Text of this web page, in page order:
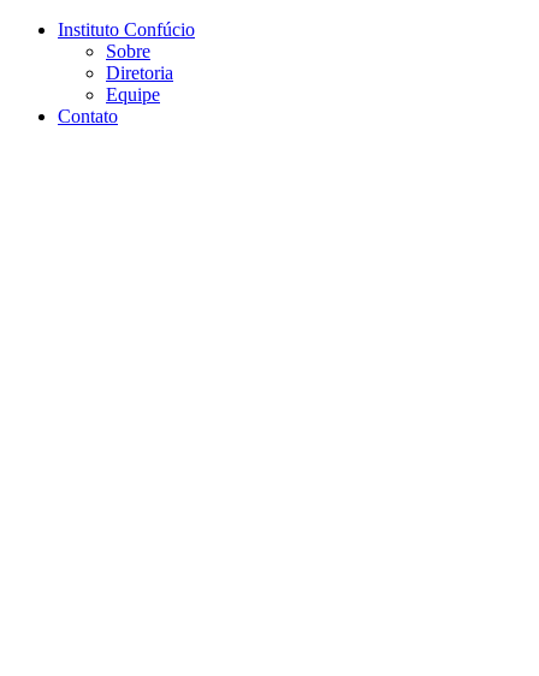
Conteúdo principal Menu principal
Instituto Confúcio
Sobre
Diretoria
Equipe
Contato